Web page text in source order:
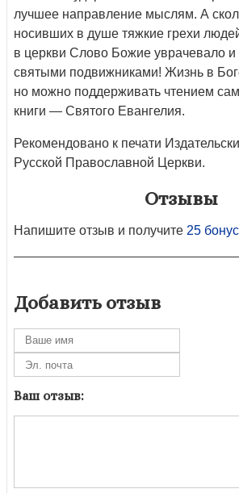
лучшее направление мыслям. А
носивших в душе тяжкие грехи
в церкви Слово Божие уврачевало и
святыми подвижниками! Жизнь в
но можно поддерживать чтением
книги — Святого Евангелия.
Рекомендовано к печати
Русской Православной Церкви.
Отзывы
Напишите отзыв и получите 25
Добавить отзыв
Ваш отзыв: